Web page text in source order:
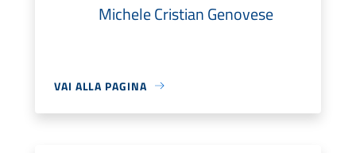
Michele Cristian Genovese
VAI ALLA PAGINA